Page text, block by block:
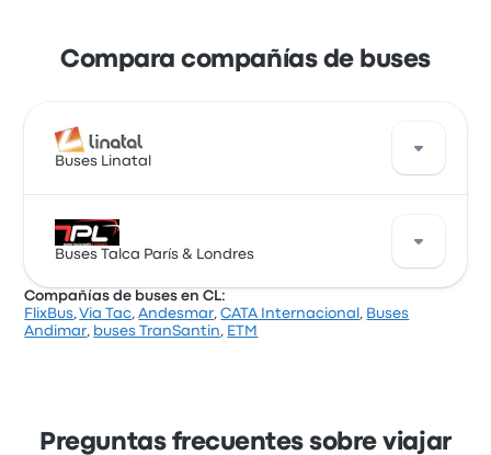
Compara compañías de buses
Buses Linatal
Una buena manera de viajar en esta ruta es con los
buses de Buses Linatal. La empresa ofrece 17 salidas
$ 17.039 y el viaje más corto dura alrededor de 2
horas 55 minutos. Buses Linatal te lleva a donde
quieres ir por un precio justo.
Buses Talca París & Londres
Buses Talca París & Londres ofrece 1 buses diarios de
minutos.
Compañías de buses en CL:
FlixBus,Via Tac,Andesmar,CATA Internacional , Buses
Andimar, buses TranSantin, ETM
Preguntas frecuentes sobre viajar